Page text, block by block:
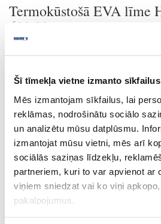
Šī tīmekļa vietne izmanto sīkfailus
Mēs izmantojam sīkfailus, lai
reklāmas, nodrošinātu sociālo
un analizētu mūsu datplūsmu.
izmantojat mūsu vietni, mēs arī
sociālās saziņas līdzekļu,
partneriem, kuri to var apvienot ar
viņiem sniedzat vai ko viņi
pakalpojumus.
Termokūstošā EVA līme
600.30
Tehnisko datu lapa
Uzdot jautājumu
Nosūtīt saiti uz produktu
Drukāt